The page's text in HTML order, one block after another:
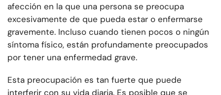
afección en la que una persona se preocupa
excesivamente de que pueda estar o enfermarse
gravemente. Incluso cuando tienen pocos o ningún
síntoma físico, están profundamente preocupados
por tener una enfermedad grave.
Esta preocupación es tan fuerte que puede
interferir con su vida diaria. Es posible que se